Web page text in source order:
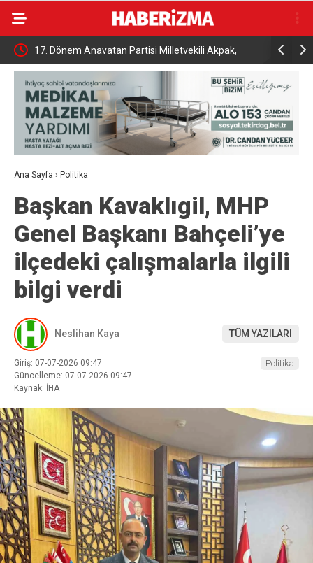
17. Dönem Anavatan Partisi Milletvekili Akpak,
toprağa verildi
Tutuklu
açıklama
Ana Sayfa › Politika
Başkan Kavaklıgil, MHP
Genel Başkanı Bahçeli’ye
ilçedeki çalışmalarla ilgili
bilgi verdi
Neslihan Kaya TÜM YAZILARI
Giriş: 07-07-2026 09:47
Güncelleme: 07-07-2026 09:47
Kaynak: İHA
Politika